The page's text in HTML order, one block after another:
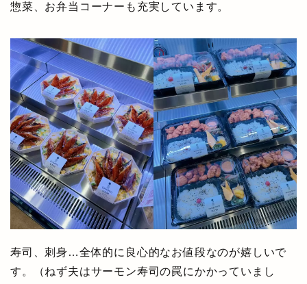
惣菜、お弁当コーナーも充実しています。
寿司、刺身…全体的に良心的なお値段なのが嬉しいで
す。（ねず夫はサーモン寿司の罠にかかっていまし